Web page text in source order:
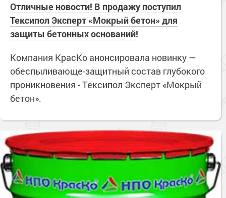
Отличные новости! В продажу поступил
Тексипол Эксперт «Мокрый бетон» для
защиты бетонных оснований!
Компания КрасКо анонсировала новинку —
обеспыливающе-защитный состав глубокого
проникновения - Тексипол Эксперт «Мокрый
бетон».